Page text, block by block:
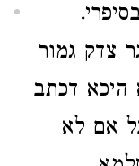
צדק גמור
היכא דכתב
אם לא